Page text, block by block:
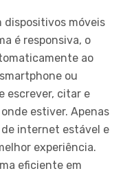
dispositivos móveis
é responsiva, o
ao
ou
escrever, citar e
estiver. Apenas
internet estável e
experiência.
eficiente em